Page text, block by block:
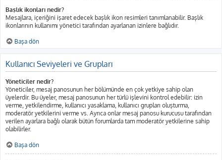
Başlık ikonları nedir?
Mesajlara, içeriğini işaret edecek başlık ikon resimleri tanımlanabilir. Başlık
ikonlarının kullanımı yönetici tarafından ayarlanan izinlere bağlıdır.
Başa dön
Kullanıcı Seviyeleri ve Grupları
Yöneticiler nedir?
Yöneticiler, mesaj panosunun her bölümünde en çok yetkiye sahip olan
üyelerdir. Bu üyeler, mesaj panosunun her türlü işlevini kontrol edebilir: izin
verme, yetkilendirme, kullanıcı yasaklama, kullanıcı grupları oluşturma,
moderatör yetkilerini verme vs. Ayrıca onlar mesaj panosu kurucusu tarafından
verilen ayarlara bağlı olarak bütün forumlarda tam moderatör yetkilerine sahip
olabilirler.
Başa dön